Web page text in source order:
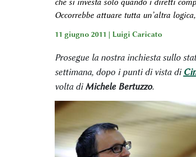
che si investa solo quando i diretti
Occorrebbe attuare tutta un’altra
11 giugno 2011 | Luigi Caricato
Prosegue la nostra inchiesta sullo
settimana, dopo i punti di vista di
volta di Michele Bertuzzo.